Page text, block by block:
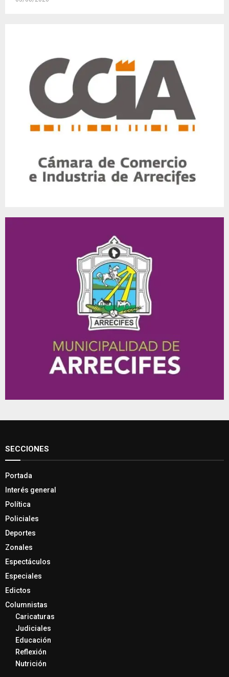
SECCIONES
Portada
Interés general
Política
Policiales
Deportes
Zonales
Espectáculos
Especiales
Edictos
Columnistas
Caricaturas
Judiciales
Educación
Reflexión
Nutrición